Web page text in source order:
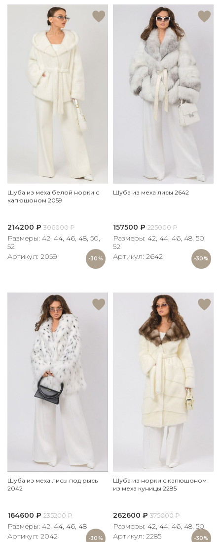
-30%
Шуба из меха белой норки с
капюшоном 2059
214200 ₽ 306000₽
Размеры: 42, 44, 46, 48, 50,
52
Артикул: 2059
-30%
Шуба из меха лисы 2642
157500 ₽ 225000₽
Размеры: 42, 44, 46, 48, 50,
52
Артикул: 2642
-30%
Шуба из меха лисы под рысь
2042
164600 ₽ 235200₽
Размеры: 42, 44, 46, 48
Артикул: 2042
-30%
Шуба из норки с капюшоном
из меха куницы 2285
262600 ₽ 375000₽
Размеры: 42, 44, 46, 48, 50
Артикул: 2285